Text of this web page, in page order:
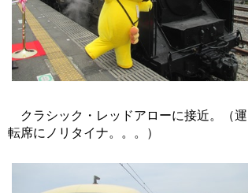
クラシック・レッドアローに接近。（運
転席にノリタイナ。。。）